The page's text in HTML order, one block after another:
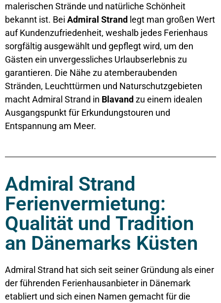
malerischen Strände und natürliche Schönheit
bekannt ist. Bei Admiral Strand legt man großen Wert
auf Kundenzufriedenheit, weshalb jedes Ferienhaus
sorgfältig ausgewählt und gepflegt wird, um den
Gästen ein unvergessliches Urlaubserlebnis zu
garantieren. Die Nähe zu atemberaubenden
Stränden, Leuchttürmen und Naturschutzgebieten
macht Admiral Strand in Blavandzu einem idealen
Ausgangspunkt für Erkundungstouren und
Entspannung am Meer.
Admiral Strand
Ferienvermietung:
Qualität und Tradition
an Dänemarks Küsten
Admiral Strand hat sich seit seiner Gründung als einer
der führenden Ferienhausanbieter in Dänemark
etabliert und sich einen Namen gemacht für die